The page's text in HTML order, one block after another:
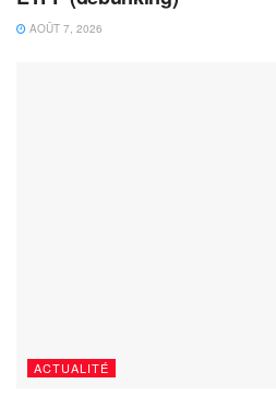
AOÛT 7, 2026
ACTUALITÉ